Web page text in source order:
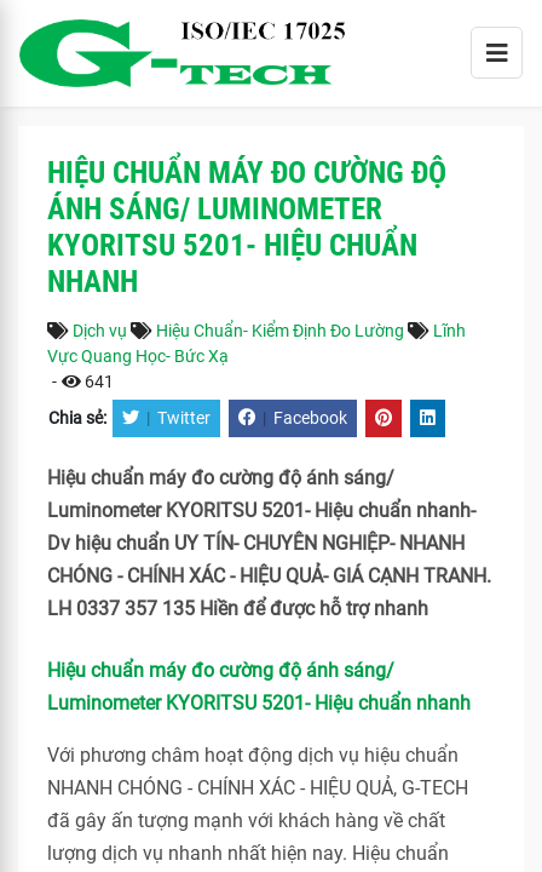
HIỆU CHUẨN MÁY ĐO CƯỜNG ĐỘ
ÁNH SÁNG/ LUMINOMETER
KYORITSU 5201- HIỆU CHUẨN
NHANH
Dịch vụ Hiệu Chuẩn- Kiểm Định Đo Lường
Lĩnh
Vực Quang Học- Bức Xạ
-
641
Chia sẻ: | Twitter | Facebook
Hiệu chuẩn máy đo cường độ ánh sáng/
Luminometer KYORITSU 5201- Hiệu chuẩn nhanh-
Dv hiệu chuẩn UY TÍN- CHUYÊN NGHIỆP- NHANH
CHÓNG - CHÍNH XÁC - HIỆU QUẢ- GIÁ CẠNH TRANH.
LH 0337 357 135 Hiền để được hỗ trợ nhanh
Hiệu chuẩn máy đo cường độ ánh sáng/
Luminometer KYORITSU 5201- Hiệu chuẩn nhanh
Với phương châm hoạt động dịch vụ hiệu chuẩn
NHANH CHÓNG - CHÍNH XÁC - HIỆU QUẢ, G-TECH
đã gây ấn tượng mạnh với khách hàng về chất
lượng dịch vụ nhanh nhất hiện nay. Hiệu chuẩn